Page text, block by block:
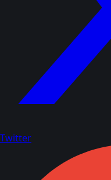
Twitter